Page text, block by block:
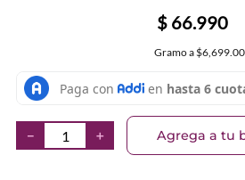
$ 66.990
Gramoa $6,699.00
＋
－ Agrega a tu